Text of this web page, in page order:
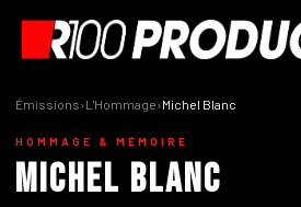
Émissions›L'Hommage›Michel Blanc
HOMMAGE & MÉMOIRE
Michel Blanc